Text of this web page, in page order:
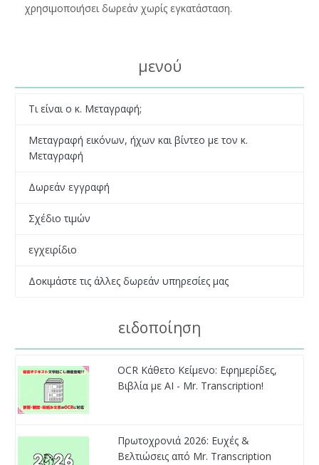
χρησιμοποιήσει δωρεάν χωρίς εγκατάσταση.
μενού
Τι είναι ο κ. Μεταγραφή;
Μεταγραφή εικόνων, ήχων και βίντεο με τον κ.
Μεταγραφή
Δωρεάν εγγραφή
Σχέδιο τιμών
εγχειρίδιο
Δοκιμάστε τις άλλες δωρεάν υπηρεσίες μας
ειδοποίηση
OCR Κάθετο Κείμενο: Εφημερίδες,
Βιβλία με AI - Mr. Transcription!
Πρωτοχρονιά 2026: Ευχές &
Βελτιώσεις από Mr. Transcription